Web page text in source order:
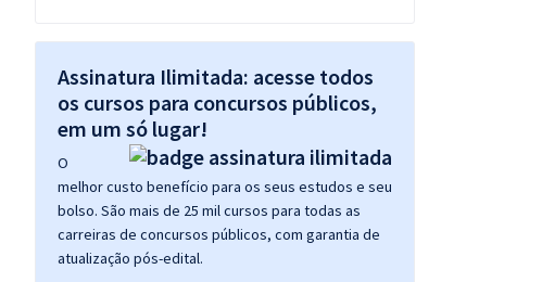
Assinatura Ilimitada: acesse todos
os cursos para concursos públicos,
em um só lugar!
O
melhor custo benefício para os seus estudos e seu
bolso. São mais de 25 mil cursos para todas as
carreiras de concursos públicos, com garantia de
atualização pós-edital.